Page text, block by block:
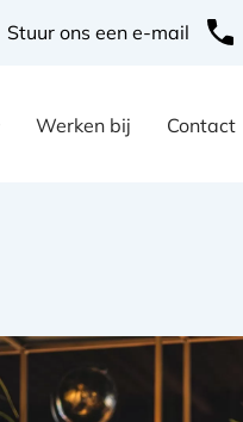
Stuur ons een e-mail
Werken bij Contact